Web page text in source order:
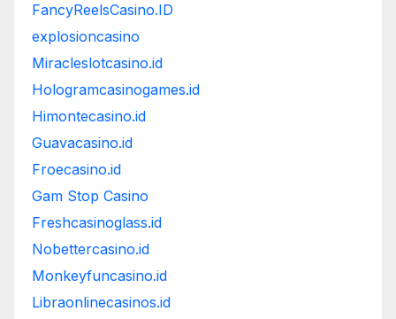
FancyReelsCasino.ID
explosioncasino
Miracleslotcasino.id
Hologramcasinogames.id
Himontecasino.id
Guavacasino.id
Froecasino.id
Gam Stop Casino
Freshcasinoglass.id
Nobettercasino.id
Monkeyfuncasino.id
Libraonlinecasinos.id